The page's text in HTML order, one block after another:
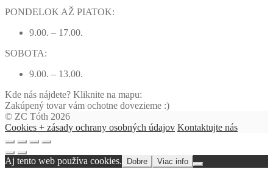
PONDELOK AŽ PIATOK:
9.00. – 17.00.
SOBOTA:
9.00. – 13.00.
Kde nás nájdete? Kliknite na mapu:
Zakúpený tovar vám ochotne dovezieme :)
© ZC Tóth 2026
Cookies + zásady ochrany osobných údajov Kontaktujte nás
Aj tento web používa cookies. Dobre Viac info